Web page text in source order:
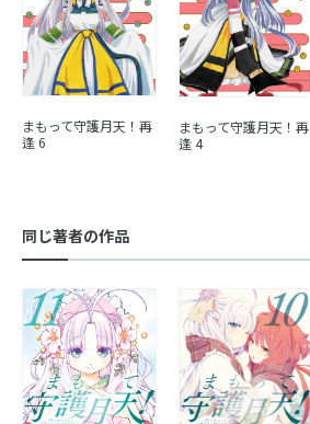
まもって守護月天！再
逢6
まもって守護月天！再
逢4
同じ著者の作品